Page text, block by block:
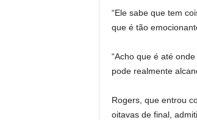
“Ele sabe que tem
que é tão
“Acho que é até
pode realmente
Rogers, que entrou
oitavas de final,